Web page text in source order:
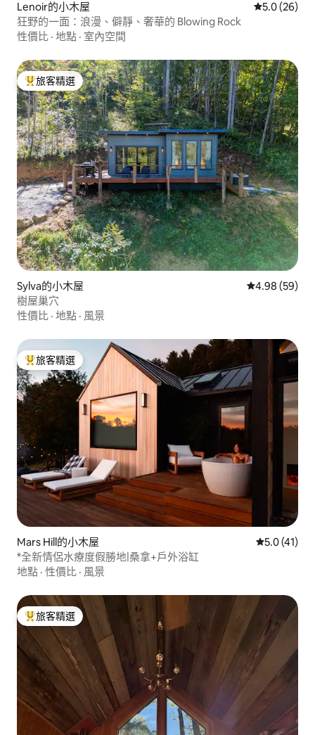
Lenoir的小木屋 從 26 則評
5.0 (26)
狂野的一面：浪漫、僻靜、奢華的 Blowing Rock
性價比 · 地點 · 室內空間
旅客精選榜首
旅客精選
Sylva的小木屋 從 59 則評價
4.98 (59)
樹屋巢穴
性價比 · 地點 · 風景
旅客精選榜首
旅客精選
Mars Hill的小木屋 從 41 則評
5.0 (41)
*全新情侶水療度假勝地|桑拿+戶外浴缸
地點 · 性價比 · 風景
旅客精選榜首
旅客精選